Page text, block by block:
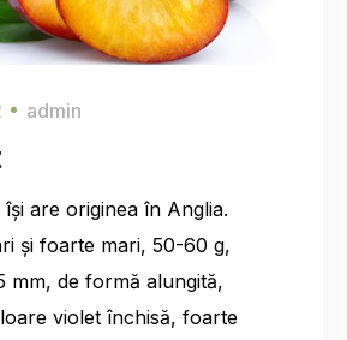
admin
are originea în Anglia.
şi foarte mari, 50-60 g,
mm, de formă alungită,
violet închisă, foarte